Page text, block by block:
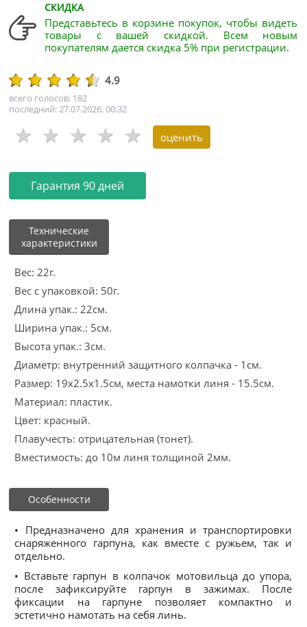
СКИДКА
Представьтесь в корзине покупок, чтобы видеть
товары с вашей скидкой. Всем новым
покупателям дается скидка 5% при регистрации.
4.9
всего голосов: 182
последний: 27.07.2026, 00:32
Гарантия 90 дней
Технические
характеристики
Вес: 22г.
Вес с упаковкой: 50г.
Длина упак.: 22см.
Ширина упак.: 5см.
Высота упак.: 3см.
Диаметр: внутренний защитного колпачка - 1см.
Размер: 19х2.5х1.5см, места намотки линя - 15.5см.
Материал: пластик.
Цвет: красный.
Плавучесть: отрицательная (тонет).
Вместимость: до 10м линя толщиной 2мм.
Особенности
• Предназначено для хранения и транспортировки
снаряженного гарпуна, как вместе с ружьем, так и
отдельно.
• Вставьте гарпун в колпачок мотовильца до упора,
после зафиксируйте гарпун в зажимах. После
фиксации на гарпуне позволяет компактно и
эстетично намотать на себя линь.